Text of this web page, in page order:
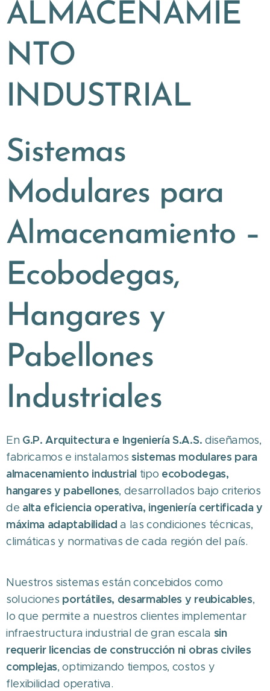
ALMACENAMIE
NTO
INDUSTRIAL
Sistemas
Modulares para
Almacenamiento –
Ecobodegas,
Hangares y
Pabellones
Industriales
En G.P. Arquitectura e Ingeniería S.A.S. diseñamos,
fabricamos e instalamossistemas modulares para
almacenamiento industrial tipo ecobodegas,
hangares y pabellones, desarrollados bajo criterios
de alta eficiencia operativa, ingeniería certificada y
máxima adaptabilidad a las condiciones técnicas,
climáticas y normativas de cada región del país.
Nuestros sistemas están concebidos como
soluciones portátiles, desarmables y reubicables,
lo que permite a nuestros clientes implementar
infraestructura industrial de gran escala sin
requerir licencias de construcción ni obras civiles
complejas, optimizando tiempos, costos y
flexibilidad operativa.